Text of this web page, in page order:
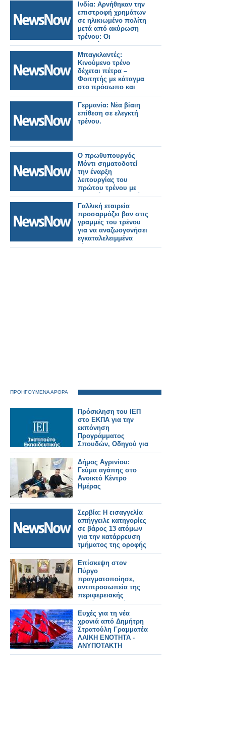
Ινδία: Αρνήθηκαν την
επιστροφή χρημάτων
σε ηλικιωμένο πολίτη
μετά από ακύρωση
τρένου: Οι
σιδηρόδρομοι
διατάχθηκαν να
καταβάλουν
αποζημίωση 25.000
Ρουπίες.
Μπαγκλαντές:
Κινούμενο τρένο
δέχεται πέτρα –
Φοιτητής με κάταγμα
στο πρόσωπο και
σοβαρή βλάβη στην
όραση.
Γερμανία: Νέα βίαιη
επίθεση σε ελεγκτή
τρένου.
Ο πρωθυπουργός
Μόντι σηματοδοτεί
την έναρξη
λειτουργίας του
πρώτου τρένου με
υδρογόνο στην Ινδία,
αποκαλώντας το
επιτυχημένο
παράδειγμα της
καμπάνιας «Make in
India»
Γαλλική εταιρεία
προσαρμόζει βαν στις
γραμμές του τρένου
για να αναζωογονήσει
εγκαταλελειμμένα
δίκτυα.
ΠΡΟΗΓΟΥΜΕΝΑ ΑΡΘΡΑ
Πρόσκληση του ΙΕΠ
στο ΕΚΠΑ για την
εκπόνηση
Προγράμματος
Σπουδών, Οδηγού για
τον Εκπαιδευτικό,
καθώς και
προδιαγραφών
διδακτικού πακέτου
για το μάθημα της
Ηθικής
Δήμος Αγρινίου:
Γεύμα αγάπης στο
Ανοικτό Κέντρο
Ημέρας
Σερβία: Η εισαγγελία
απήγγειλε κατηγορίες
σε βάρος 13 ατόμων
για την κατάρρευση
τμήματος της οροφής
του σιδηροδρομικού
σταθμού
Επίσκεψη στον
Πύργο
πραγματοποίησε,
αντιπροσωπεία της
περιφερειακής
παράταξης «Νέα
Δυτική Ελλάδα» με
επικεφαλής τον
Σπύρο Ν.
Σκιαδαρέση.
Ευχές για τη νέα
χρονιά από Δημήτρη
Στρατούλη Γραμματέα
ΛΑΙΚΗ ΕΝΟΤΗΤΑ -
ΑΝΥΠΟΤΑΚΤΗ
ΑΡΙΣΤΕΡΑ